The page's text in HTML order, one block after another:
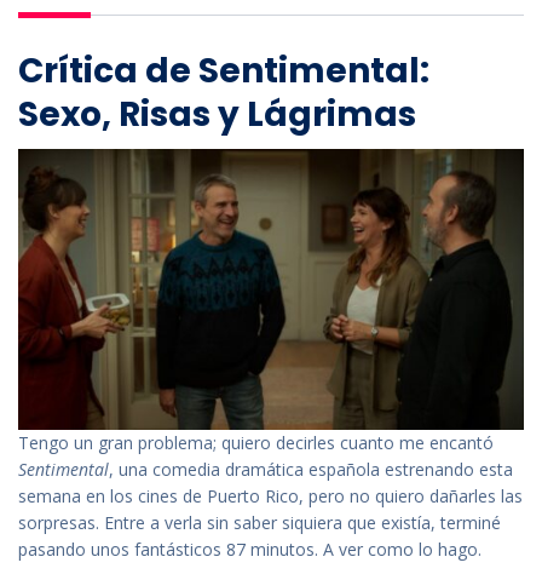
Crítica de Sentimental:
Sexo, Risas y Lágrimas
Tengo un gran problema; quiero decirles cuanto me encantó
Sentimental, una comedia dramática española estrenando esta
semana en los cines de Puerto Rico, pero no quiero dañarles las
sorpresas. Entre a verla sin saber siquiera que existía, terminé
pasando unos fantásticos 87 minutos. A ver como lo hago.